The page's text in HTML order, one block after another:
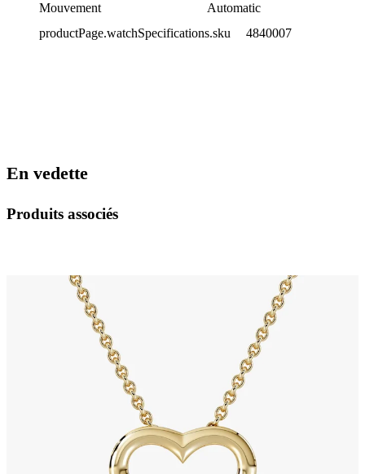
Mouvement
Automatic
productPage.watchSpecifications.sku
4840007
En vedette
Produits associés